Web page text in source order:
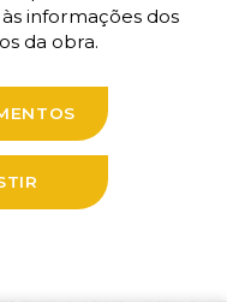
informações dos
da obra.